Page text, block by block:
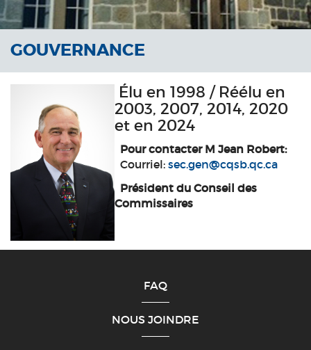
GOUVERNANCE
Élu en 1998 / Réélu en
2003, 2007, 2014, 2020
et en 2024
Pour contacter M Jean Robert:
Courriel: sec.gen@cqsb.qc.ca
Président du Conseil des
Commissaires
FAQ
NOUS JOINDRE